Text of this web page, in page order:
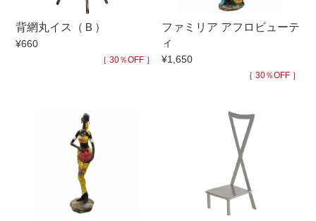
手ざわり
背網丸イス（Ｂ）
¥660
［ 30％OFF ］
ファミリア アフロビューテ
ィ
¥1,650
［ 30％OFF ］